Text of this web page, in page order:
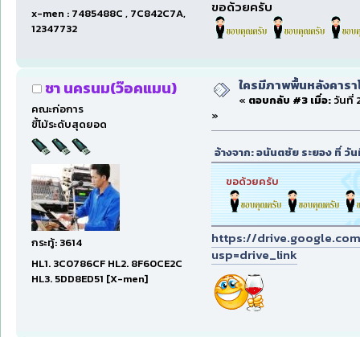
x-men : 7485488C , 7C842C7A,
12347732
ขอด้วยครับ
ชา นครนม(ว๊อคแมน)
คณะก่อการ
ขี้โม้ระดับสุดยอด
กระทู้: 3614
HL1. 3C0786CF HL2. 8F60CE2C
HL3. 5DD8ED51 [X-men]
ใครมีภาพพื้นหลังคาร
« ตอบกลับ #3 เมื่อ:วันที่
»
อ้างจาก: อนันตชัย ระยอง ที่ วั
ขอด้วยครับ
https://
usp=drive_link